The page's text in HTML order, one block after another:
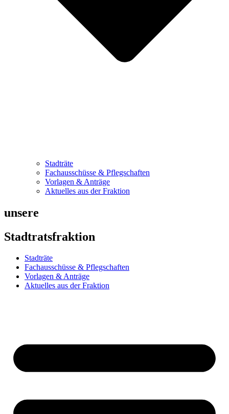
Stadträte
Fachausschüsse & Pflegschaften
Vorlagen & Anträge
Aktuelles aus der Fraktion
unsere
Stadtratsfraktion
Stadträte
Fachausschüsse & Pflegschaften
Vorlagen & Anträge
Aktuelles aus der Fraktion